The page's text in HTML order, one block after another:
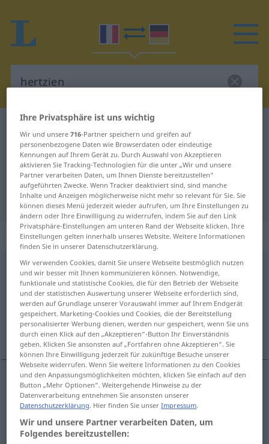
Französisch-Deutsch Übersetzung
für "hertzien"
"hertzien" Deutsch Übersetzung
„hertzien“: adjectif (qualificatif)
hertzien [ɛʀtsjɛ̃]adj < -ienne [-jɛn]>
Übersicht aller Übersetzungen
(Für mehr Details die Übersetzung anklicken/antippen)
hertzsche Wellen
Beispiele
ondes hertziennes
hertzsche Wellen fpl
Ihre Privatsphäre ist uns wichtig
Wir und unsere716-Partner speichern und greifen auf
personenbezogene Daten wie Browserdaten oder eindeutige
Kennungen auf Ihrem Gerät zu. Durch Auswahl von Akzeptieren
aktivieren Sie Tracking-Technologien für die unter „Wir und unsere
Partner verarbeiten Daten, um Ihnen Dienste bereitzustellen“
aufgeführten Zwecke. Wenn Tracker deaktiviert sind, sind manche
Inhalte und Anzeigen möglicherweise nicht mehr so relevant für Sie. Sie
können dieses Menü jederzeit wieder aufrufen, um Ihre Einstellungen zu
ändern oder Ihre Einwilligung zu widerrufen, indem Sie auf den Link
Privatsphäre-Einstellungen am unteren Rand der Webseite klicken. Ihre
Einstellungen gelten innerhalb unseres Website. Weitere Informationen
finden Sie in unserer Datenschutzerklärung.
Wir verwenden Cookies, damit Sie unsere Webseite bestmöglich nutzen
und wir besser mit Ihnen kommunizieren können. Notwendige,
funktionale und statistische Cookies, die für den Betrieb der Webseite
und der statistischen Auswertung unserer Webseite erforderlich sind,
werden auf Grundlage unserer Vorauswahl immer auf Ihrem Endgerät
gespeichert. Marketing-Cookies und Cookies, die der Bereitstellung
personalisierter Werbung dienen, werden nur gespeichert, wenn Sie uns
durch einen Klick auf den „Akzeptieren“-Button Ihr Einverständnis
geben. Klicken Sie ansonsten auf „Fortfahren ohne Akzeptieren“. Sie
können Ihre Einwilligung jederzeit für zukünftige Besuche unserer
Webseite widerrufen. Wenn Sie weitere Informationen zu den Cookies
und den Anpassungsmöglichkeiten möchten, klicken Sie einfach auf den
Button „Mehr Optionen“. Weitergehende Hinweise zu der
Datenverarbeitung entnehmen Sie ansonsten unserer
Datenschutzerklärung. Hier finden Sie unserImpressum.
Wir und unsere Partner verarbeiten Daten, um
Folgendes bereitzustellen: